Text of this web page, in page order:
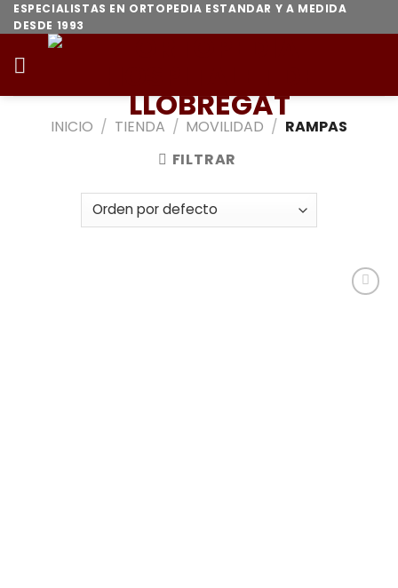
Skip
to
content
ESPECIALISTAS EN ORTOPEDIA ESTANDAR Y A MEDIDA
DESDE 1993
INICIO / TIENDA / MOVILIDAD / RAMPAS
FILTRAR